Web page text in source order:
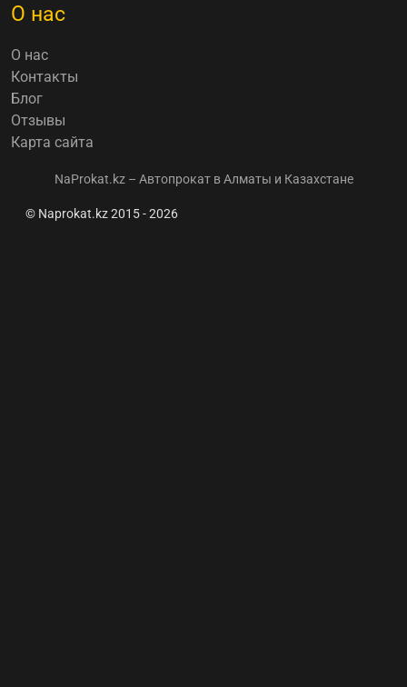
О нас
О нас
Контакты
Блог
Отзывы
Карта сайта
NaProkat.kz – Автопрокат в Алматы и Казахстане
© Naprokat.kz 2015 - 2026